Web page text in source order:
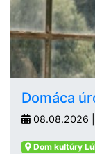
Domáca
08.08.2026
Dom kultúry